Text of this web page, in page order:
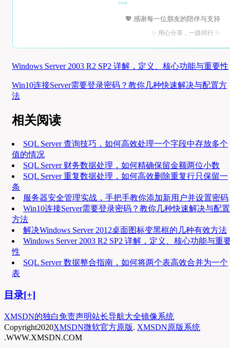
💖 感谢每一位朋友的陪伴与支持
✨ 用心分享，一路同行 ✨
Windows Server 2003 R2 SP2 详解，定义、核心功能与重要性
Win10连接Server需要登录密码？教你几种快速解决与配置方
法
相关阅读
SQL Server 查询技巧，如何高效处理一个字段中存放多个
值的情况
SQL Server 财务数据处理，如何精确保留金额两位小数
SQL Server 重复数据处理，如何高效删除重复行只保留一
条
服务器安全管理实战，手把手教你添加新用户并设置密码
Win10连接Server需要登录密码？教你几种快速解决与配置
方法
解决Windows Server 2012桌面图标变黑框的几种有效方法
Windows Server 2003 R2 SP2 详解，定义、核心功能与重
性
SQL Server 数据整合指南，如何将两个表高效合并为一个
表
目录[+]
XMSDN的独白免责声明站长导航大全镜像系统
Copyright2020XMSDN微软官方原版. XMSDN原版系统
.WWW.XMSDN.COM